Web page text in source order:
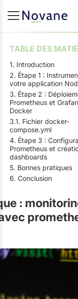
TABLE DES
1. Introduction
2. Étape 1 :
votre application
3. Étape 2 :
Prometheus et
Docker
3.1. Fichier docker-
compose.yml
4. Étape 3 :
Prometheus et
dashboards
5. Bonnes pratiques
6. Conclusion
: